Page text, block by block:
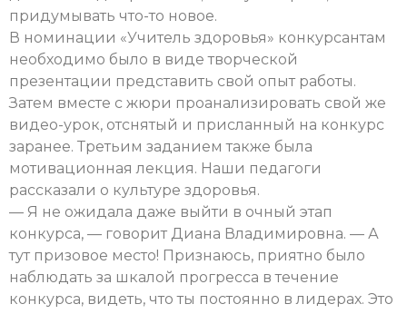
придумывать что-то новое.
В номинации «Учитель здоровья» конкурсантам
необходимо было в виде творческой
презентации представить свой опыт работы.
Затем вместе с жюри проанализировать свой же
видео-урок, отснятый и присланный на конкурс
заранее. Третьим заданием также была
мотивационная лекция. Наши педагоги
рассказали о культуре здоровья.
— Я не ожидала даже выйти в очный этап
конкурса, — говорит Диана Владимировна. — А
тут призовое место! Признаюсь, приятно было
наблюдать за шкалой прогресса в течение
конкурса, видеть, что ты постоянно в лидерах. Это